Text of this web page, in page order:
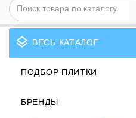
layers ВЕСЬ КАТАЛОГ
ПОДБОР ПЛИТКИ
БРЕНДЫ